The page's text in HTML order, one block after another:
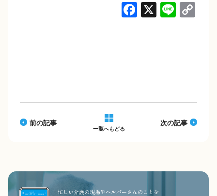
F
o
X Li
前の記事
一覧へもどる
次の記事
忙しい介護の現場やヘルパーさんのことを